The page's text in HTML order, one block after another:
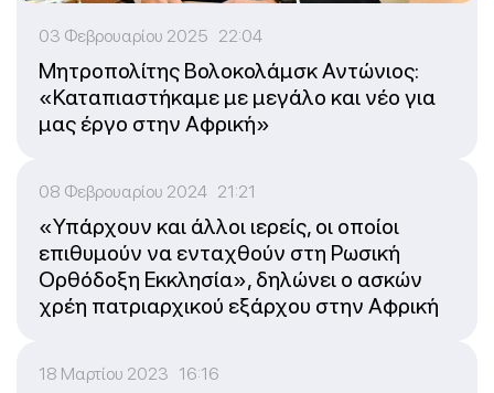
03 Φεβρουαρίου 2025 22:04
Μητροπολίτης Βολοκολάμσκ Αντώνιος:
«Καταπιαστήκαμε με μεγάλο και νέο για
μας έργο στην Αφρική»
08 Φεβρουαρίου 2024 21:21
«Υπάρχουν και άλλοι ιερείς, οι οποίοι
επιθυμούν να ενταχθούν στη Ρωσική
Ορθόδοξη Εκκλησία», δηλώνει ο ασκών
χρέη πατριαρχικού εξάρχου στην Αφρική
18 Μαρτίου 2023 16:16